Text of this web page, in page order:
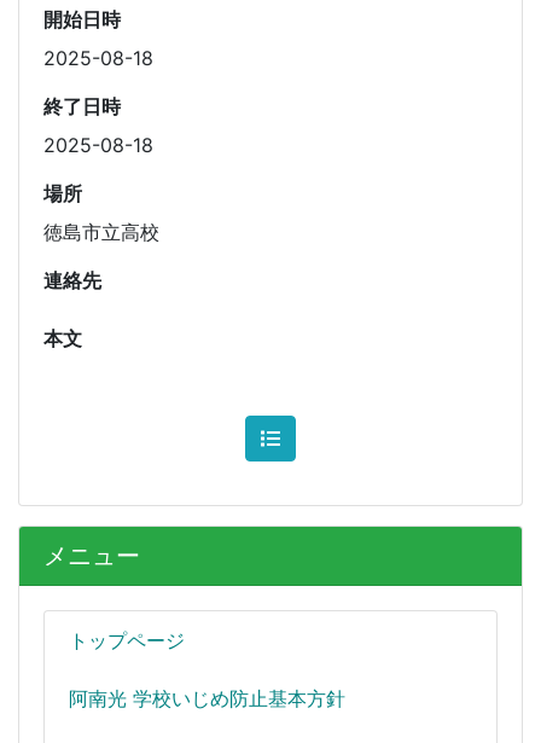
メニュー
トップページ
阿南光 学校いじめ防止基本方針
開始日時
2025-08-18
終了日時
2025-08-18
場所
徳島市立高校
連絡先
本文